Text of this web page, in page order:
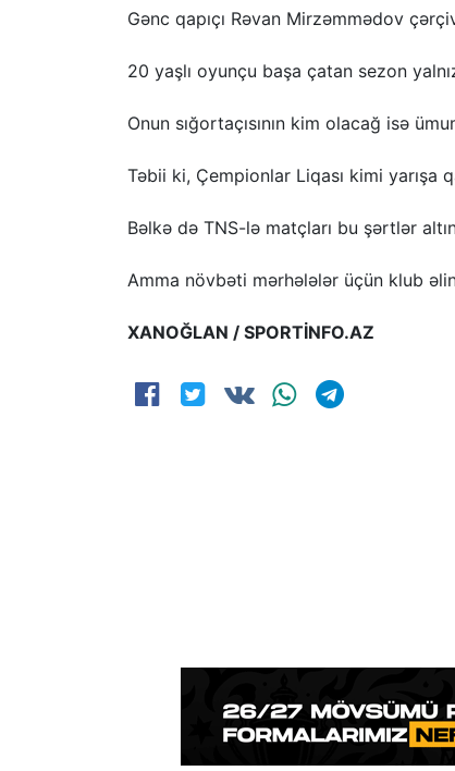
Gənc qapıçı Rəvan Mirzəmmədov
20 yaşlı oyunçu başa çatan sezon
Onun sığortaçısının kim olacağ isə
Təbii ki, Çempionlar Liqası kimi
Bəlkə də TNS-lə matçları bu şərtlər
Amma növbəti mərhələlər üçün klub
XANOĞLAN / SPORTİNFO.AZ